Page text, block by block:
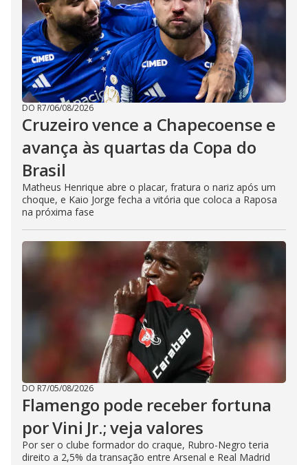
DO R7/06/08/2026
Cruzeiro vence a Chapecoense e
avança às quartas da Copa do
Brasil
Matheus Henrique abre o placar, fratura o nariz após um
choque, e Kaio Jorge fecha a vitória que coloca a Raposa
na próxima fase
DO R7/05/08/2026
Flamengo pode receber fortuna
por Vini Jr.; veja valores
Por ser o clube formador do craque, Rubro-Negro teria
direito a 2,5% da transação entre Arsenal e Real Madrid